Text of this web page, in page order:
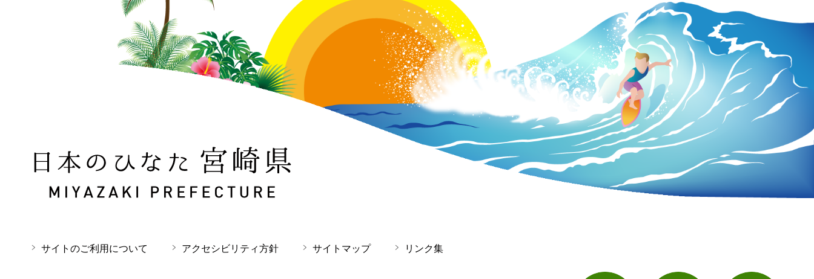
日本のひなた 宮崎県 MIYAZAKI PREFECTURE
サイトのご利用について アクセシビリティ方針 サイトマップ リンク集